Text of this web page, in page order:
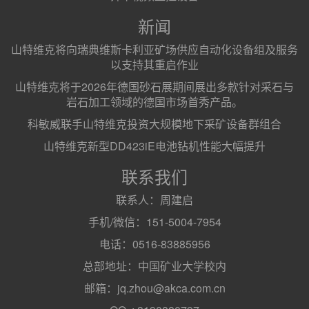
新闻
山特维克将向瑞典维斯卡利亚矿场供应自动化设备组及服务
以支持其重启作业
山特维克将于2026年德国砂石展期间展出多款针对采石与
岩石加工领域的德国市场首秀产品。
科敏威联手山特维克投资大规模地下采矿设备群组合
山特维克新型DD423iE电池钻机性能大幅提升
联系我们
联系人：周建启
手机/微信：151-5004-7954
电话：0516-83885956
总部地址：中国矿业大学校内
邮箱：jq.zhou@akca.com.cn